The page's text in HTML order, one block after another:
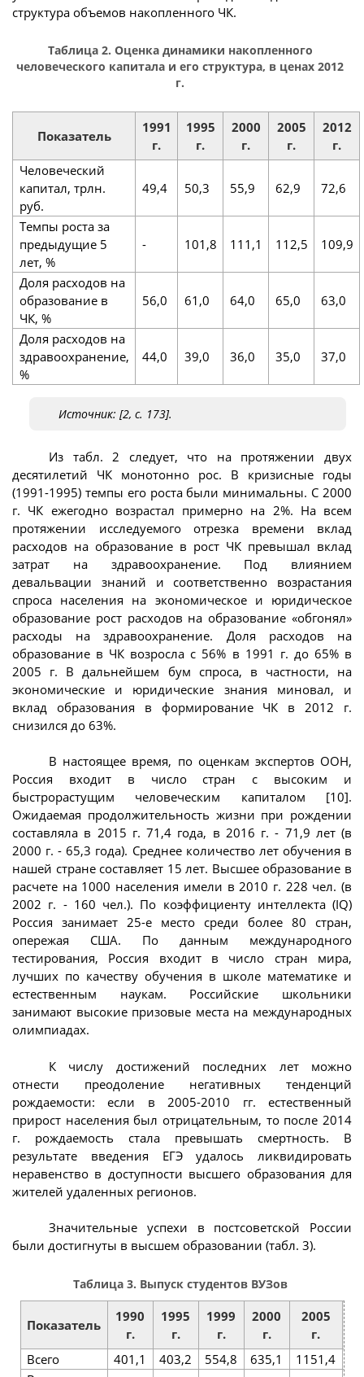
структура объемов накопленного ЧК.
Таблица 2. Оценка динамики накопленного
человеческого капитала и его структура, в ценах 2012
г.
Показатель
1991
г.
1995
г.
2000
г.
2005
г.
2012
г.
Человеческий
капитал, трлн.
руб.
49,4 50,3 55,9 62,9 72,6
Темпы роста за
предыдущие 5
лет, %
- 101,8 111,1 112,5 109,9
Доля расходов на
образование в
ЧК, %
56,0 61,0 64,0 65,0 63,0
Доля расходов на
здравоохранение,
%
44,0 39,0 36,0 35,0 37,0
Источник: [2, с. 173].
Из табл. 2 следует, что на протяжении двух
десятилетий ЧК монотонно рос. В кризисные годы
(1991-1995) темпы его роста были минимальны. С 2000
г. ЧК ежегодно возрастал примерно на 2%. На всем
протяжении исследуемого отрезка времени вклад
расходов на образование в рост ЧК превышал вклад
затрат на здравоохранение. Под влиянием
девальвации знаний и соответственно возрастания
спроса населения на экономическое и юридическое
образование рост расходов на образование «обгонял»
расходы на здравоохранение. Доля расходов на
образование в ЧК возросла с 56% в 1991 г. до 65% в
2005 г. В дальнейшем бум спроса, в частности, на
экономические и юридические знания миновал, и
вклад образования в формирование ЧК в 2012 г.
снизился до 63%.
В настоящее время, по оценкам экспертов ООН,
Россия входит в число стран с высоким и
быстрорастущим человеческим капиталом [10].
Ожидаемая продолжительность жизни при рождении
составляла в 2015 г. 71,4 года, в 2016 г. - 71,9 лет (в
2000 г. - 65,3 года). Среднее количество лет обучения в
нашей стране составляет 15 лет. Высшее образование в
расчете на 1000 населения имели в 2010 г. 228 чел. (в
2002 г. - 160 чел.). По коэффициенту интеллекта (IQ)
Россия занимает 25-е место среди более 80 стран,
опережая США. По данным международного
тестирования, Россия входит в число стран мира,
лучших по качеству обучения в школе математике и
естественным наукам. Российские школьники
занимают высокие призовые места на международных
олимпиадах.
К числу достижений последних лет можно
отнести преодоление негативных тенденций
рождаемости: если в 2005-2010 гг. естественный
прирост населения был отрицательным, то после 2014
г. рождаемость стала превышать смертность. В
результате введения ЕГЭ удалось ликвидировать
неравенство в доступности высшего образования для
жителей удаленных регионов.
Значительные успехи в постсоветской России
были достигнуты в высшем образовании (табл. 3).
Таблица 3. Выпуск студентов ВУЗов
Показатель
1990
г.
1995
г.
1999
г.
2000
г.
2005
г.
Всего 401,1 403,2 554,8 635,1 1151,4